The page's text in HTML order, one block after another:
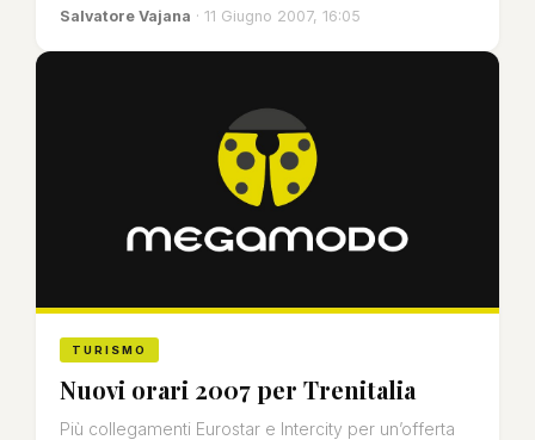
Salvatore Vajana · 11 Giugno 2007, 16:05
TURISMO
Nuovi orari 2007 per Trenitalia
Più collegamenti Eurostar e Intercity per un’offerta